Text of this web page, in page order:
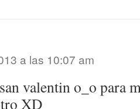
a las 10:07 am
valentin o_o para
XD